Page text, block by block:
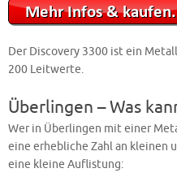
Der Discovery 3300 ist ein
200 Leitwerte.
Überlingen – Was
Wer in Überlingen mit einer
eine erhebliche Zahl an kleinen
eine kleine Auflistung: